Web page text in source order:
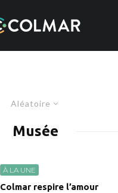
Aléatoire
Musée
À LA UNE
Colmar respire l’amour